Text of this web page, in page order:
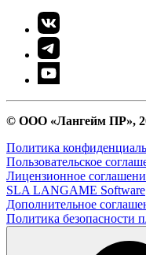
© ООО «Лангейм ПР»,
Политика
Пользовательское
Лицензионное
SLA LANGAME Software
Дополнительное
Политика безопасности